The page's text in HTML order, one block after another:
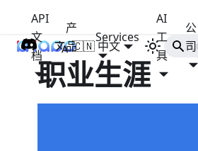
iApp
API
文
档
产
品
Services
AI
工
具
公
司
🇨🇳 中文
职业生涯